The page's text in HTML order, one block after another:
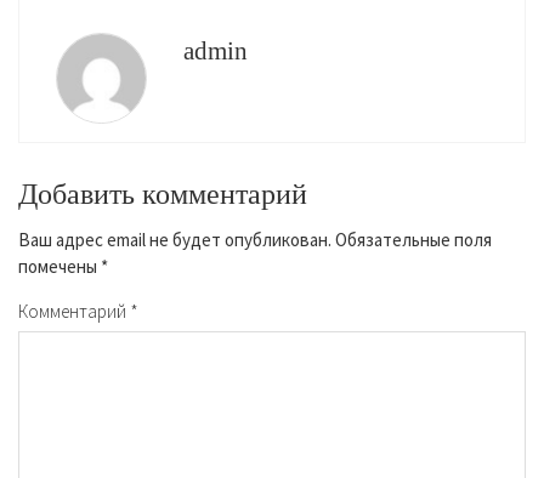
admin
Добавить комментарий
Ваш адрес email не будет опубликован. Обязательные поля
помечены *
Комментарий *